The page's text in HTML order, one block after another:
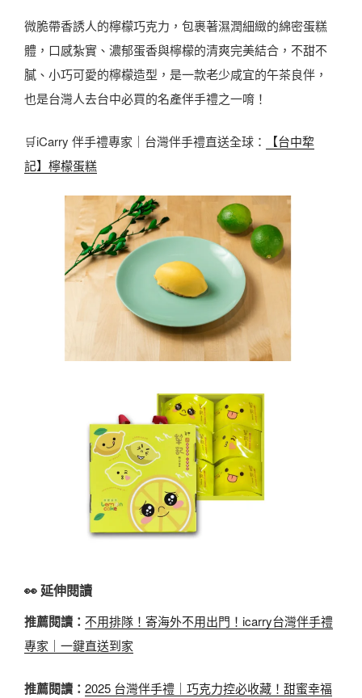
微脆帶香誘人的檸檬巧克力，包裹著濕潤細緻的綿密蛋糕
體，口感紮實、濃郁蛋香與檸檬的清爽完美結合，不甜不
膩、小巧可愛的檸檬造型，是一款老少咸宜的午茶良伴，
也是台灣人去台中必買的名產伴手禮之一唷！
🛒iCarry 伴手禮專家｜台灣伴手禮直送全球：
【台中犂
記】檸檬蛋糕
👀 延伸閱讀
推薦閱讀： 不用排隊！寄海外不用出門！icarry台灣伴手禮
專家｜一鍵直送到家
推薦閱讀： 2025 台灣伴手禮｜巧克力控必收藏！甜蜜幸福